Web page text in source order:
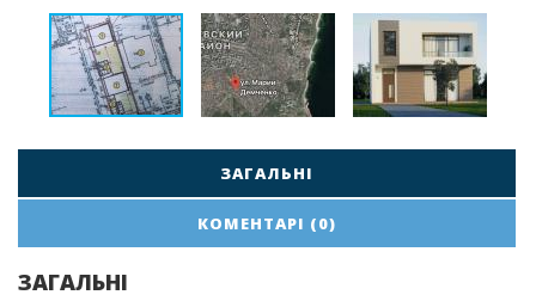
ЗАГАЛЬНІ
КОМЕНТАРІ (0)
ЗАГАЛЬНІ